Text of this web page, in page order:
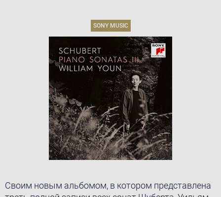
SONY MUSIC
Своим новым альбомом, в котором представлена